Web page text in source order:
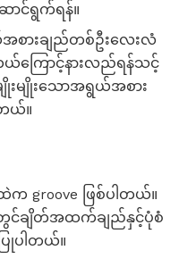
ာင်ရွက်ရန်။
အစားချည်တစ်ဦးလေးလံ
ြောင့်နားလည်ရန်သင့်
းမျိုးသောအရွယ်အစား
ယ်။
groove ဖြစ်ပါတယ်။
တွင်ချိတ်အထက်ချည်နှင့်ပုံစံ
ပါတယ်။